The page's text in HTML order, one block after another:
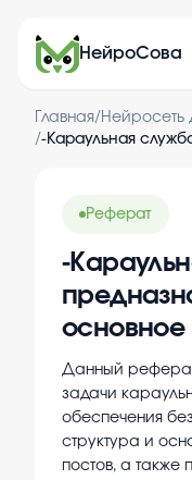
НейроСова
Главная/ Нейросеть
/
Реферат
-
Данный
задачи
обеспечения
структура и
постов, а также